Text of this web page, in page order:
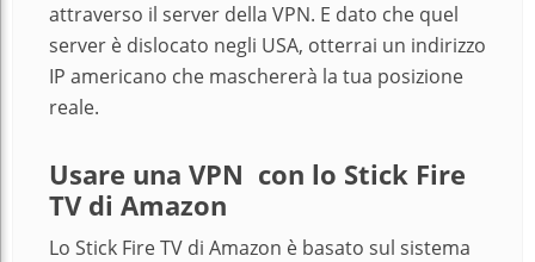
attraverso il server della VPN. E dato che quel
server è dislocato negli USA, otterrai un indirizzo
IP americano che maschererà la tua posizione
reale.
Usare una VPN con lo Stick Fire
TV di Amazon
Lo Stick Fire TV di Amazon è basato sul sistema